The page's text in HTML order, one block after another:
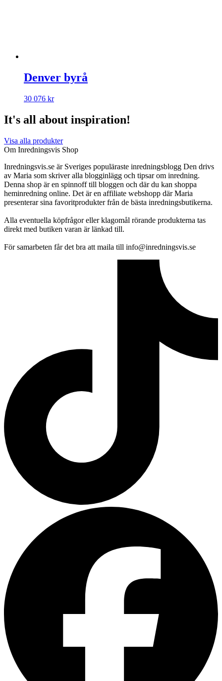
Denver byrå
30 076 kr
It's all about inspiration!
Visa alla produkter
Om Inredningsvis Shop
Inredningsvis.se är Sveriges populäraste inredningsblogg Den drivs
av Maria som skriver alla blogginlägg och tipsar om inredning.
Denna shop är en spinnoff till bloggen och där du kan shoppa
heminredning online. Det är en affiliate webshopp där Maria
presenterar sina favoritprodukter från de bästa inredningsbutikerna.
Alla eventuella köpfrågor eller klagomål rörande produkterna tas
direkt med butiken varan är länkad till.
För samarbeten får det bra att maila till info@inredningsvis.se